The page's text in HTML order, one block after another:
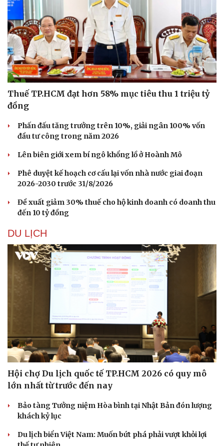
Sân khấu - Điện ảnh
Văn học
Âm nhạc
Nghệ sĩ
Thời trang
Thuế TP.HCM đạt hơn 58% mục tiêu thu 1 triệu tỷ
đồng
Phấn đấu tăng trưởng trên 10%, giải ngân 100% vốn
đầu tư công trong năm 2026
Lên biên giới xem bí ngô khổng lồ ở Hoành Mô
Phê duyệt kế hoạch cơ cấu lại vốn nhà nước giai đoạn
2026-2030 trước 31/8/2026
Đề xuất giảm 30% thuế cho hộ kinh doanh có doanh thu
đến 10 tỷ đồng
DU LỊCH
Hội chợ Du lịch quốc tế TP.HCM 2026 có quy mô
lớn nhất từ trước đến nay
Bảo tàng Tưởng niệm Hòa bình tại Nhật Bản đón lượng
khách kỷ lục
Du lịch biển Việt Nam: Muốn bứt phá phải vượt khỏi lợi